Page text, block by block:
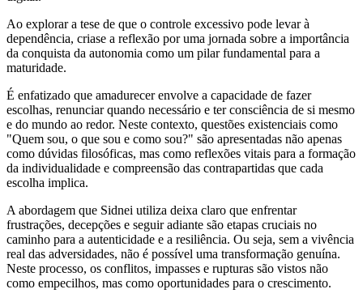
Ao explorar a tese de que o controle excessivo pode levar à
dependência, criase a reflexão por uma jornada sobre a importância
da conquista da autonomia como um pilar fundamental para a
maturidade.
É enfatizado que amadurecer envolve a capacidade de fazer
escolhas, renunciar quando necessário e ter consciência de si mesmo
e do mundo ao redor. Neste contexto, questões existenciais como
"Quem sou, o que sou e como sou?" são apresentadas não apenas
como dúvidas filosóficas, mas como reflexões vitais para a formação
da individualidade e compreensão das contrapartidas que cada
escolha implica.
A abordagem que Sidnei utiliza deixa claro que enfrentar
frustrações, decepções e seguir adiante são etapas cruciais no
caminho para a autenticidade e a resiliência. Ou seja, sem a vivência
real das adversidades, não é possível uma transformação genuína.
Neste processo, os conflitos, impasses e rupturas são vistos não
como empecilhos, mas como oportunidades para o crescimento.